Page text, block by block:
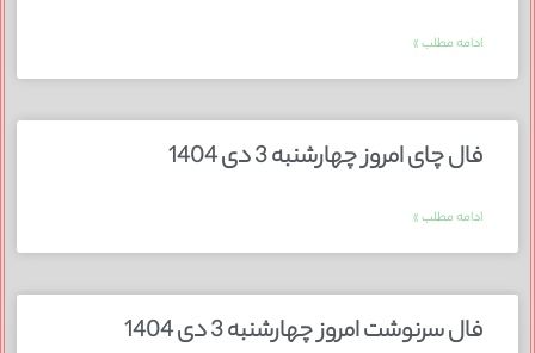
ادامه مطلب »
فال چای امروز چهارشنبه 3 دی 1404
ادامه مطلب »
فال سرنوشت امروز چهارشنبه 3 دی 1404